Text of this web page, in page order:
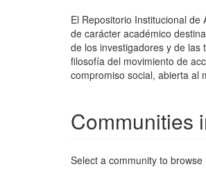
El Repositorio Institucional
de carácter académico
de los investigadores y de
filosofía del movimiento de
compromiso social, abierta al
Communities
Select a community to browse